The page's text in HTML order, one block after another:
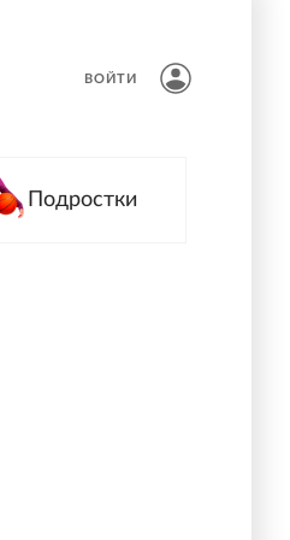
ВОЙТИ
Подростки